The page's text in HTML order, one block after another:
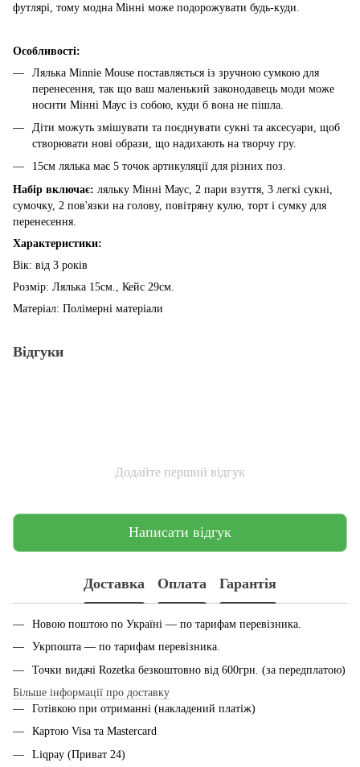
футлярі, тому модна Мінні може подорожувати будь-куди.
Особливості:
Лялька Minnie Mouse поставляється із зручною сумкою для
перенесення, так що ваш маленький законодавець моди може
носити Мінні Маус із собою, куди б вона не пішла.
Діти можуть змішувати та поєднувати сукні та аксесуари, щоб
створювати нові образи, що надихають на творчу гру.
15см лялька має 5 точок артикуляції для різних поз.
Набір включає: ляльку Мінні Маус, 2 пари взуття, 3 легкі сукні,
сумочку, 2 пов'язки на голову, повітряну кулю, торт і сумку для
перенесення.
Характеристики:
Вік: від 3 років
Розмір: Лялька 15см., Кейс 29см.
Матеріал: Полімерні матеріали
Відгуки
Додайте перший відгук
Написати відгук
Доставка Оплата Гарантія
Новою поштою по Україні — по тарифам перевiзника.
Укрпошта — по тарифам перевiзника.
Точки видачі Rozetka безкоштовно від 600грн. (за передплатою)
Більше інформації про доставку
Готівкою при отриманні (накладений платіж)
Картою Visa та Mastercard
Liqpay (Приват 24)